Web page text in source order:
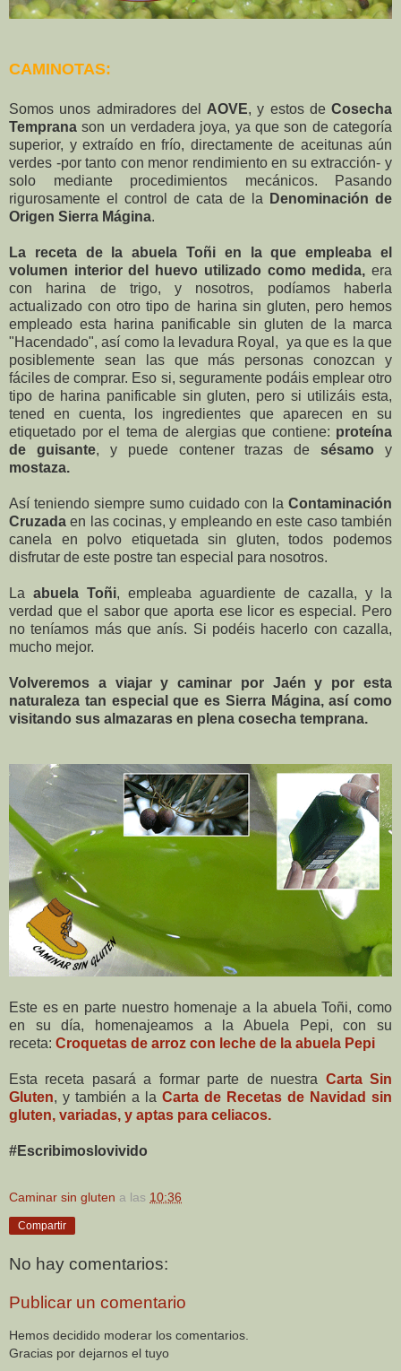
CAMINOTAS:
Somos unos admiradores del AOVE, y estos de Cosecha
Temprana son un verdadera joya, ya que son de categoría
superior, y extraído en frío, directamente de aceitunas aún
verdes -por tanto con menor rendimiento en su extracción- y
solo mediante procedimientos mecánicos. Pasando
rigurosamente el control de cata de la
Denominación de
Origen Sierra Mágina.
La receta de la abuela Toñi en la que empleaba el
volumen interior del huevo utilizado como medida, era
con harina de trigo, y nosotros, podíamos haberla
actualizado con otro tipo de harina sin gluten, pero hemos
empleado esta harina panificable sin gluten de la marca
"Hacendado", así como la levadura Royal, ya que es la que
posiblemente sean las que más personas conozcan y
fáciles de comprar. Eso si, seguramente podáis emplear otro
tipo de harina panificable sin gluten, pero si utilizáis esta,
tened en cuenta, los ingredientes que aparecen en su
etiquetado por el tema de alergias que contiene: proteína
de guisante, y puede contener trazas desésamo y
mostaza.
Así teniendo siempre sumo cuidado con la Contaminación
Cruzada en las cocinas, y empleando en este caso también
canela en polvo etiquetada sin gluten, todos podemos
disfrutar de este postre tan especial para nosotros.
La abuela Toñi, empleaba aguardiente de cazalla, y la
verdad que el sabor que aporta ese licor es especial. Pero
no teníamos más que anís. Si podéis hacerlo con cazalla,
mucho mejor.
Volveremos a viajar y caminar por Jaén y por esta
naturaleza tan especial que es Sierra Mágina, así como
visitando sus almazaras en plena cosecha temprana.
Este es en parte nuestro homenaje a la abuela Toñi, como
en su día, homenajeamos a la Abuela Pepi, con su
receta: Croquetas de arroz con leche de la abuela Pepi
Esta receta pasará a formar parte de nuestra Carta Sin
Gluten, y también a la Carta de Recetas de Navidad sin
gluten, variadas, y aptas para celiacos.
#Escribimoslovivido
Caminar sin gluten a las 10:36
Compartir
No hay comentarios:
Publicar un comentario
Hemos decidido moderar los comentarios.
Gracias por dejarnos el tuyo